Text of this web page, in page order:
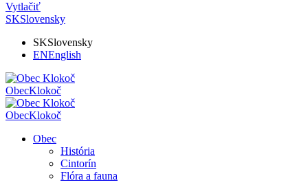
Vytlačiť
SKSlovensky
SKSlovensky
ENEnglish
ObecKlokoč
ObecKlokoč
Obec
História
Cintorín
Flóra a fauna